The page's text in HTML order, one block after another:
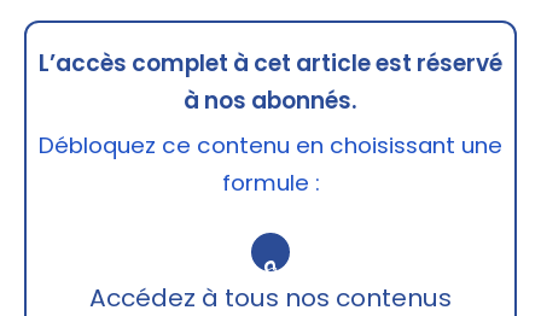
L’accès complet à cet article est réservé
à nos abonnés.
Débloquez ce contenu en choisissant une
formule :
🔒
Accédez à tous nos contenus